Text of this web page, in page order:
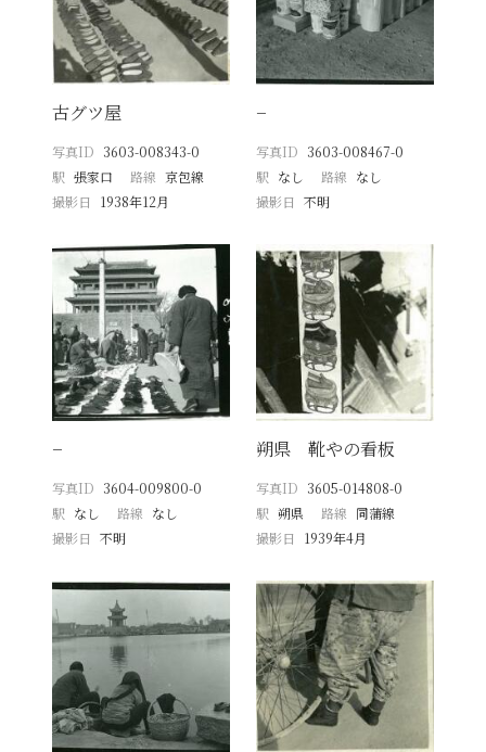
古グツ屋
写真ID 3603-008343-0
駅 張家口 路線 京包線
撮影日
1938年12月
−
写真ID 3603-008467-0
駅 なし 路線 なし
撮影日 不明
−
写真ID 3604-009800-0
駅 なし 路線 なし
撮影日
不明
朔県 靴やの看板
写真ID 3605-014808-0
駅 朔県 路線 同蒲線
撮影日
1939年4月